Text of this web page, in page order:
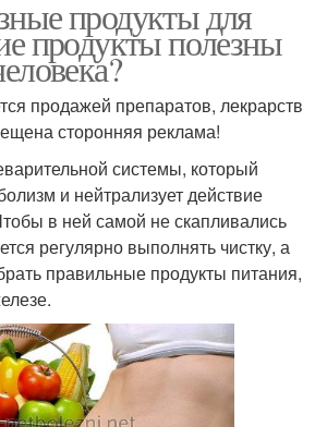
продукты для
продукты полезны
продажей препаратов, лекрарств
сторонняя реклама!
системы, который
и нейтрализует действие
в ней самой не скапливались
регулярно выполнять чистку, а
правильные продукты питания,